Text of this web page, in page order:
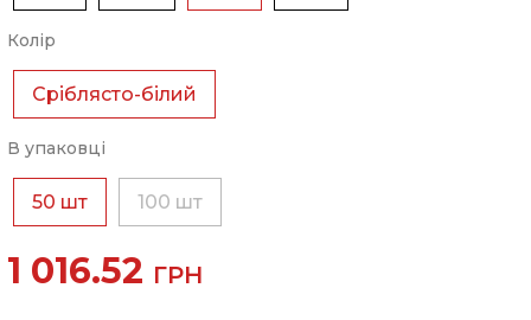
Колір
Сріблясто-білий
В упаковці
50 шт 100 шт
1 016.52 ГРН